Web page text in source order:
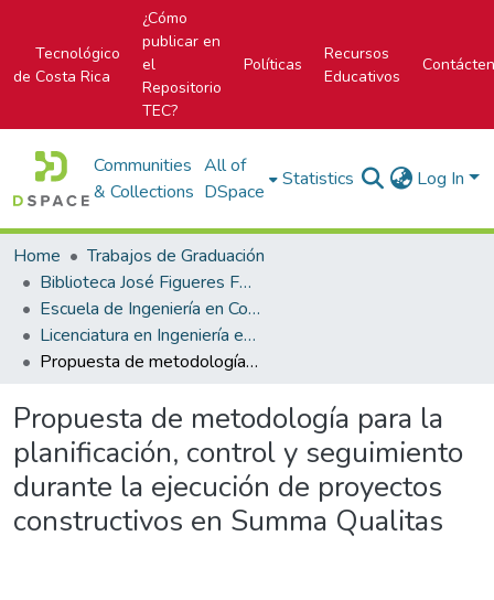
Tecnológico
de Costa Rica
¿Cómo
publicar en
el
Repositorio
TEC?
Políticas
Recursos
Educativos
Communities
& Collections
All of
DSpace
Statistics Log In
Home
Trabajos de Graduación
Biblioteca José Figueres Ferrer
Escuela de Ingeniería en Construcción
Licenciatura en Ingeniería en Construcción
Propuesta de metodología para la planificación, control y seguimiento durante la ejecución de proyectos constructivos en Summa Qualitas
Propuesta de metodología para la
planificación, control y seguimiento
durante la ejecución de proyectos
constructivos en Summa Qualitas